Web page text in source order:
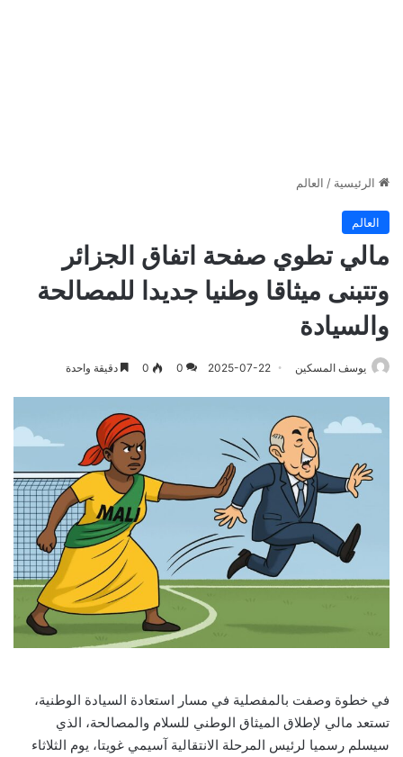
الرئيسية / العالم
العالم
مالي تطوي صفحة اتفاق الجزائر
وتتبنى ميثاقا وطنيا جديدا للمصالحة
والسيادة
يوسف المسكين 2025-07-22
0
0 دقيقة واحدة
في خطوة وصفت بالمفصلية في مسار استعادة السيادة الوطنية،
تستعد مالي لإطلاق الميثاق الوطني للسلام والمصالحة، الذي
سيسلم رسميا لرئيس المرحلة الانتقالية آسيمي غويتا، يوم الثلاثاء